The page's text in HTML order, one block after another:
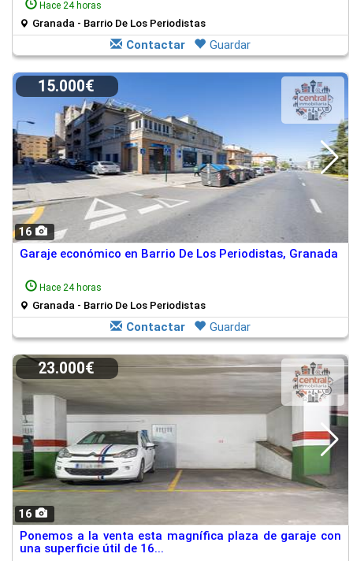
Hace 24 horas
Granada - Barrio De Los Periodistas
Contactar Guardar
16
15.000€
Garaje económico en Barrio De Los Periodistas, Granada
Hace 24 horas
Granada - Barrio De Los Periodistas
Contactar Guardar
16
23.000€
Ponemos a la venta esta magnífica plaza de garaje con
una superficie útil de 16...